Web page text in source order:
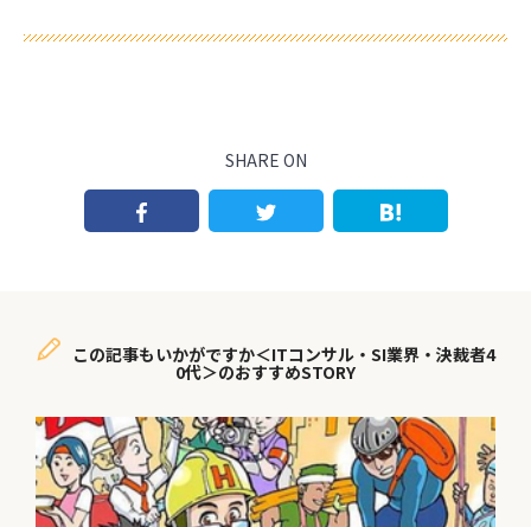
SHARE ON
この記事もいかがですか＜ITコンサル・SI業界・決裁者4
0代＞のおすすめSTORY